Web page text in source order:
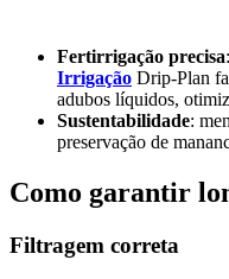
Fertirrigação precisa
Irrigação Drip-Plan
adubos líquidos,
Sustentabilidade:
preservação de
Como garantir
Filtragem correta